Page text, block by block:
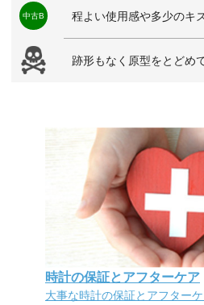
中古B 程よい使用感や多少のキ
跡形もなく原型をとどめ
時計の保証とアフターケア
大事な時計の保証とアフター